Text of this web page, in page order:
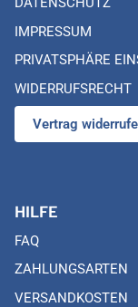
IMPRESSUM
PRIVATSPHÄRE
WIDERRUFSRECHT
Vertrag
HILFE
FAQ
ZAHLUNGSARTEN
VERSANDKOSTEN